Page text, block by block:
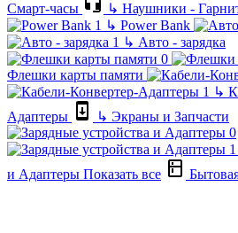
Смарт-часы
↳ Наушники -
↳ Power Bank
↳ Авто - зарядка
Флешки карты памяти
↳
Адаптеры
↳ Экраны и Запчасти
и Адаптеры Показать все